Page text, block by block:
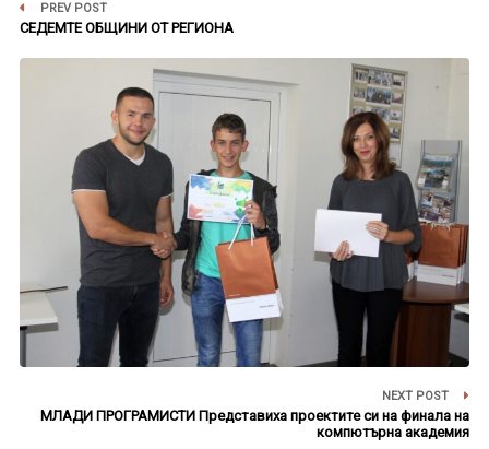
PREV POST
СЕДЕМТЕ ОБЩИНИ ОТ РЕГИОНА
NEXT POST
МЛАДИ ПРОГРАМИСТИ Представиха проектите си на финала на
компютърна академия